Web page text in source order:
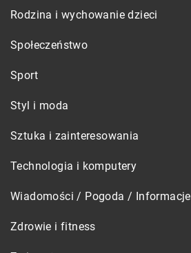
Rodzina i wychowanie dzieci
Społeczeństwo
Sport
Styl i moda
Sztuka i zainteresowania
Technologia i komputery
Wiadomości / Pogoda / Informacje
Zdrowie i fitness